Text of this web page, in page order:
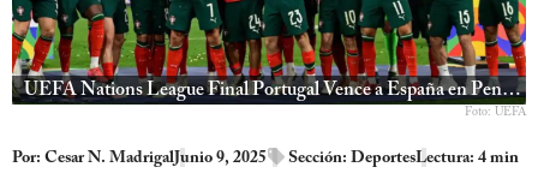
UEFA Nations League Final Portugal Vence a España en Penales
Foto: UEFA
Por: Cesar N. Madrigal Junio 9, 2025 Sección: DeportesLectura: 4 min